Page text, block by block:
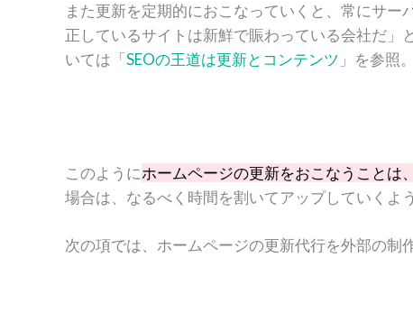
また更新を定期的におこなっていくと、常にサ
正しているサイトは新鮮で賑わっている会社だ
いては「SEOの王道は更新とコンテンツ 」を参照。
このようにホームページの更新をおこなうことは
場合は、なるべく時間を割いてアップしていくよ
次の項では、ホームページの更新代行を外部の制